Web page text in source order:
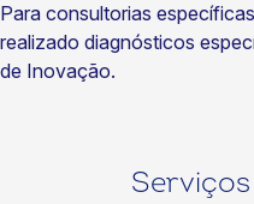
Para consultorias
realizado diagnósticos
de Inovação.